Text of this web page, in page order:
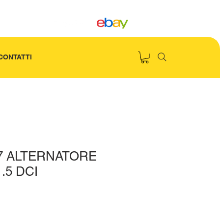
ALTERNATORE
DCI